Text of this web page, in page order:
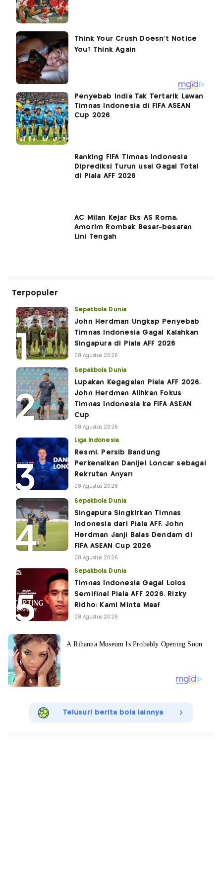
Penyebab India Tak Tertarik Lawan
Timnas Indonesia di FIFA ASEAN
Cup 2026
Ranking FIFA Timnas Indonesia
Diprediksi Turun usai Gagal Total
di Piala AFF 2026
AC Milan Kejar Eks AS Roma,
Amorim Rombak Besar-besaran
Lini Tengah
Terpopuler
Sepakbola Dunia
John Herdman Ungkap Penyebab
Timnas Indonesia Gagal Kalahkan
Singapura di Piala AFF 2026
08 Agustus 2026
Sepakbola Dunia
Lupakan Kegagalan Piala AFF 2026,
John Herdman Alihkan Fokus
Timnas Indonesia ke FIFA ASEAN
Cup
08 Agustus 2026
Liga Indonesia
Resmi, Persib Bandung
Perkenalkan Danijel Loncar sebagai
Rekrutan Anyar!
08 Agustus 2026
Sepakbola Dunia
Singapura Singkirkan Timnas
Indonesia dari Piala AFF, John
Herdman Janji Balas Dendam di
FIFA ASEAN Cup 2026
08 Agustus 2026
Sepakbola Dunia
Timnas Indonesia Gagal Lolos
Semifinal Piala AFF 2026, Rizky
Ridho: Kami Minta Maaf
08 Agustus 2026
Telusuri berita bola lainnya